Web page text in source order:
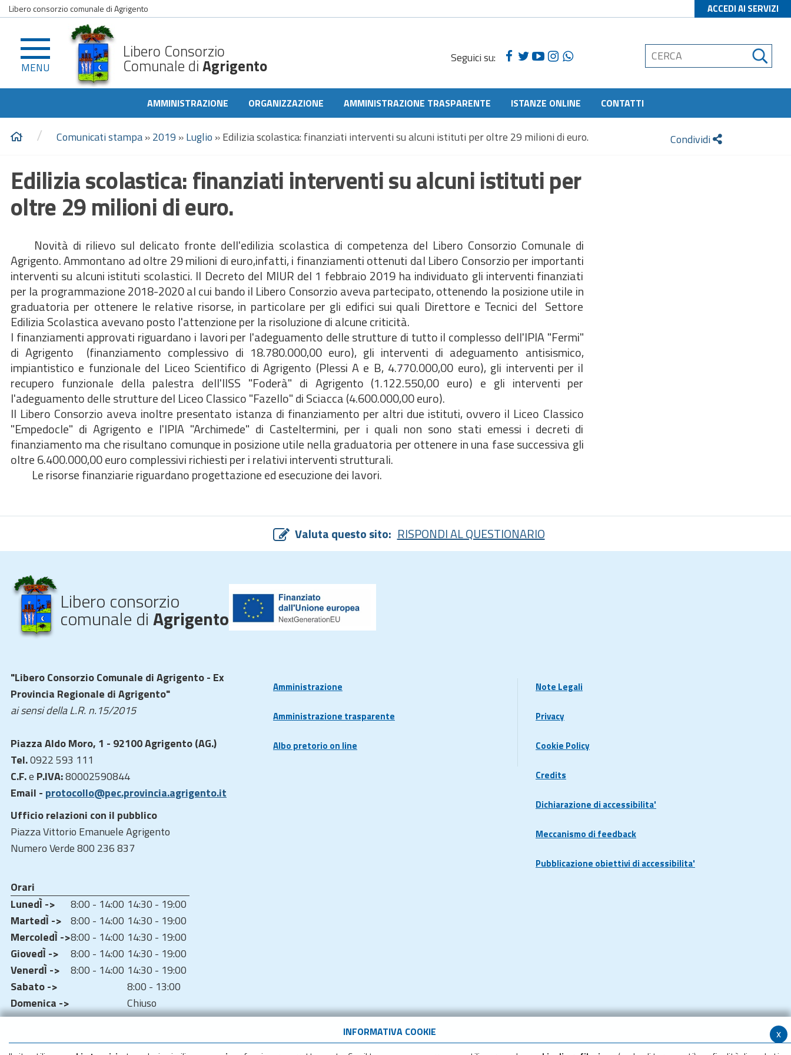
x
INFORMATIVA COOKIE
Libero consorzio comunale di Agrigento ACCEDI AI SERVIZI
MENU
Libero Consorzio
Comunale diAgrigento Seguici su:
AMMINISTRAZIONE ORGANIZZAZIONE AMMINISTRAZIONE TRASPARENTE ISTANZE ONLINE CONTATTI
/ Comunicati stampa»2019 »Luglio »Edilizia scolastica: finanziati interventi su alcuni istituti per oltre 29 milioni di euro. Condividi
Edilizia scolastica: finanziati interventi su alcuni istituti per
oltre 29 milioni di euro.
Novità di rilievo sul delicato fronte dell'edilizia scolastica di competenza del Libero Consorzio Comunale di
Agrigento. Ammontano ad oltre 29 milioni di euro,infatti, i finanziamenti ottenuti dal Libero Consorzio per importanti
interventi su alcuni istituti scolastici. Il Decreto del MIUR del 1 febbraio 2019 ha individuato gli interventi finanziati
per la programmazione 2018-2020 al cui bando il Libero Consorzio aveva partecipato, ottenendo la posizione utile in
graduatoria per ottenere le relative risorse, in particolare per gli edifici sui quali Direttore e Tecnici del Settore
Edilizia Scolastica avevano posto l'attenzione per la risoluzione di alcune criticità.
I finanziamenti approvati riguardano i lavori per l'adeguamento delle strutture di tutto il complesso dell'IPIA "Fermi"
di Agrigento (finanziamento complessivo di 18.780.000,00 euro), gli interventi di adeguamento antisismico,
impiantistico e funzionale del Liceo Scientifico di Agrigento (Plessi A e B, 4.770.000,00 euro), gli interventi per il
recupero funzionale della palestra dell'IISS "Foderà" di Agrigento (1.122.550,00 euro) e gli interventi per
l'adeguamento delle strutture del Liceo Classico "Fazello" di Sciacca (4.600.000,00 euro).
Il Libero Consorzio aveva inoltre presentato istanza di finanziamento per altri due istituti, ovvero il Liceo Classico
"Empedocle" di Agrigento e l'IPIA "Archimede" di Casteltermini, per i quali non sono stati emessi i decreti di
finanziamento ma che risultano comunque in posizione utile nella graduatoria per ottenere in una fase successiva gli
oltre 6.400.000,00 euro complessivi richiesti per i relativi interventi strutturali.
Le risorse finanziarie riguardano progettazione ed esecuzione dei lavori.
Valuta questo sito: RISPONDI AL QUESTIONARIO
Libero consorzio
comunale diAgrigento
"Libero Consorzio Comunale di Agrigento - Ex
Provincia Regionale di Agrigento"
ai sensi della L.R. n.15/2015
Piazza Aldo Moro, 1 - 92100 Agrigento (AG.)
Tel.0922 593 111
C.F.e P.IVA:80002590844
Email - protocollo@pec.provincia.agrigento.it
Ufficio relazioni con il pubblico
Piazza Vittorio Emanuele Agrigento
Numero Verde 800 236 837
Orari
LunedÌ ->
8:00 - 14:00 14:30 - 19:00
MartedÌ -> 8:00 - 14:00 14:30 - 19:00
MercoledÌ ->8:00 - 14:00 14:30 - 19:00
GiovedÌ ->
8:00 - 14:00 14:30 - 19:00
VenerdÌ ->
8:00 - 14:00 14:30 - 19:00
Sabato ->
8:00 - 13:00
Domenica ->
Chiuso
Amministrazione
Amministrazione trasparente
Albo pretorio on line
Note Legali
Privacy
Cookie Policy
Credits
Dichiarazione di accessibilita'
Meccanismo di feedback
Pubblicazione obiettivi di accessibilita'